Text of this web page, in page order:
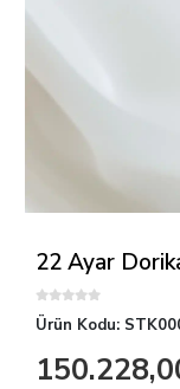
22 Ayar
Ürün Kodu: